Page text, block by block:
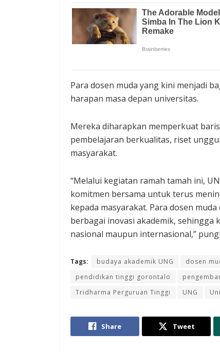
Para dosen muda yang kini menjadi
harapan masa depan universitas.
Mereka diharapkan memperkuat
pembelajaran berkualitas, riset
masyarakat.
“Melalui kegiatan ramah tamah ini,
komitmen bersama untuk terus
kepada masyarakat. Para dosen
berbagai inovasi akademik, sehingga
nasional maupun internasional,”
Tags: budaya akademik UNG dosen
pendidikan tinggi gorontalo
Tridharma Perguruan Tinggi
UNG
Share Tweet